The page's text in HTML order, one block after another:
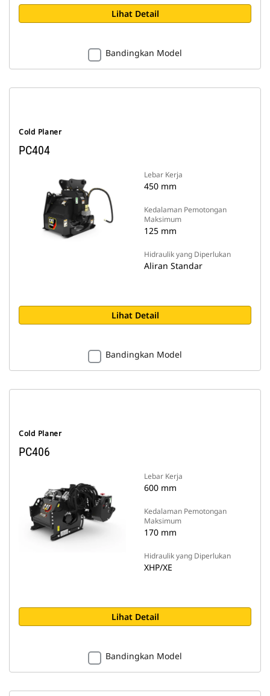
Lihat Detail
Bandingkan Model
Cold Planer
PC404
Lebar Kerja
450 mm
Kedalaman Pemotongan
Maksimum
125 mm
Hidraulik yang Diperlukan
Aliran Standar
Lihat Detail
Bandingkan Model
Cold Planer
PC406
Lebar Kerja
600 mm
Kedalaman Pemotongan
Maksimum
170 mm
Hidraulik yang Diperlukan
XHP/XE
Lihat Detail
Bandingkan Model